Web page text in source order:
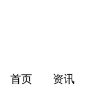
首页 资讯